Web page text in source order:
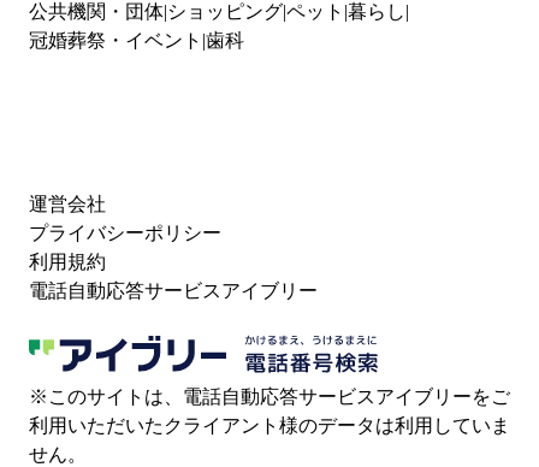
公共機関・団体 ショッピングペット 暮らし
冠婚葬祭・イベント 歯科
運営会社
プライバシーポリシー
利用規約
電話自動応答サービスアイブリー
※このサイトは、電話自動応答サービスアイブリーをご
利用いただいたクライアント様のデータは利用していま
せん。